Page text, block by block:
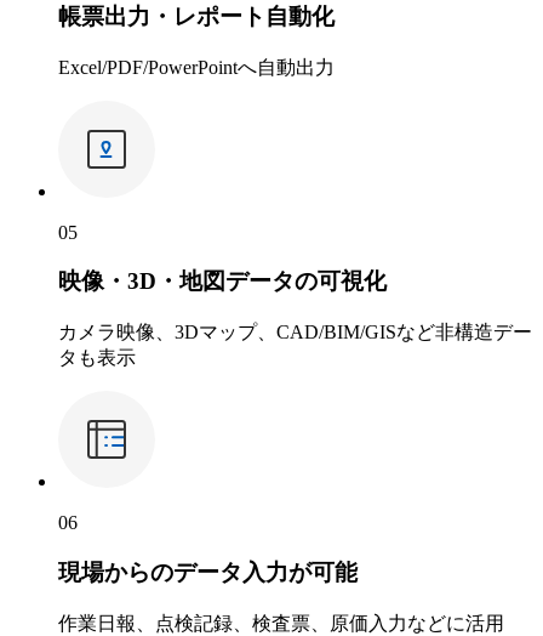
帳票出力・レポート自動化
Excel/PDF/PowerPointへ自動出力
05
映像・3D・地図データの可視化
カメラ映像、3Dマップ、CAD/BIM/GISなど非構造デー
タも表示
06
現場からのデータ入力が可能
作業日報、点検記録、検査票、原価入力などに活用